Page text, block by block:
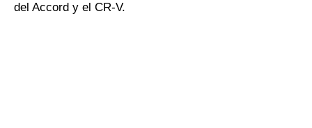
del Accord y el CR-V.